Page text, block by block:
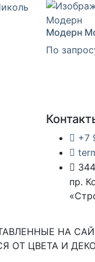
Модерн
По
+7
пр.
НА
ОТ ЦВЕТА И